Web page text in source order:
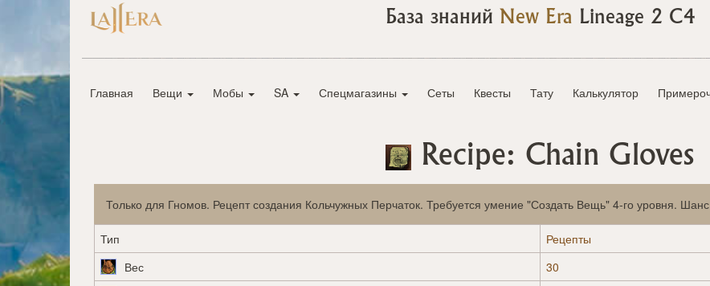
База знаний New Era Lineage 2 C4
Главная Вещи Мобы SA Спецмагазины Сеты Квесты Тату Калькулятор
Recipe: Chain Gloves
Только для Гномов. Рецепт создания Кольчужных Перчаток. Требуется умение "Создать Вещь" 4-го уровня.
Тип
Рецепты
Вес
30